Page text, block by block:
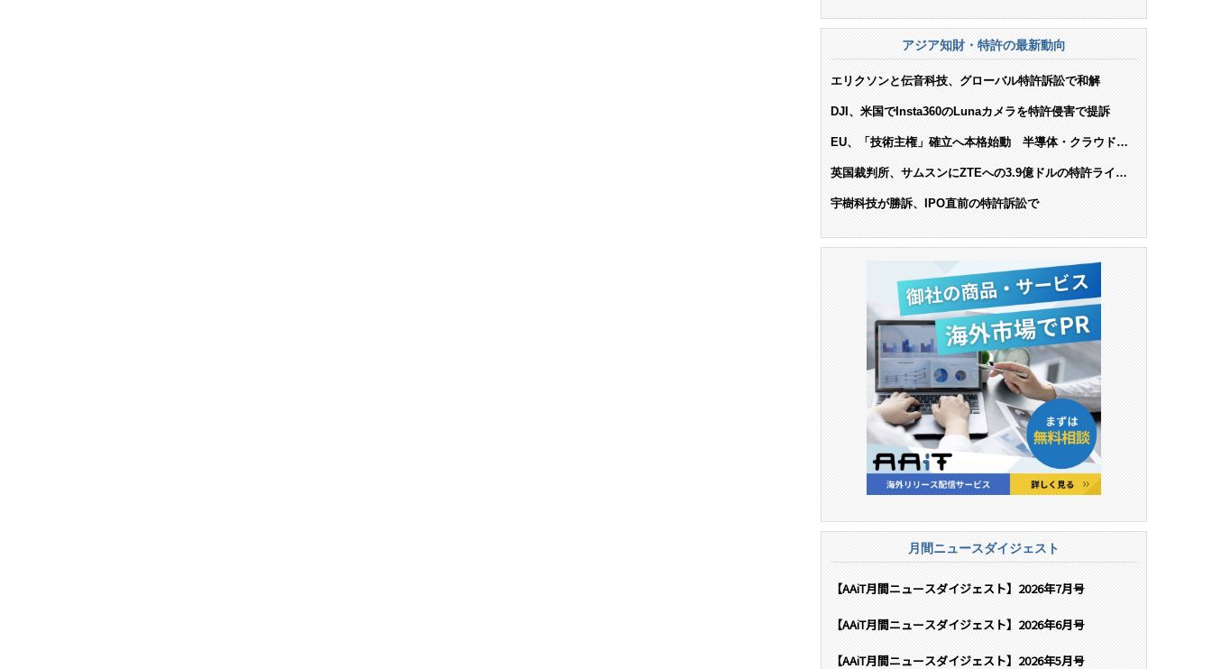
アジア知財・特許の最新動向
エリクソンと伝音科技、グローバル特許訴訟で和解
DJI、米国でInsta360のLunaカメラを特許侵害で提訴
EU、「技術主権」確立へ本格始動 半導体・クラウド・
英国裁判所、サムスンにZTEへの3.9億ドルの特許ライセ
宇樹科技が勝訴、IPO直前の特許訴訟で
月間ニュースダイジェスト
【AAiT月間ニュースダイジェスト】2026年7月号
【AAiT月間ニュースダイジェスト】2026年6月号
【AAiT月間ニュースダイジェスト】2026年5月号